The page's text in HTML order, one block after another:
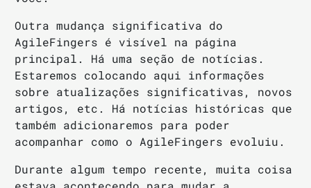
Outra mudança significativa do
AgileFingers é visível na página
principal. Há uma seção de notícias.
Estaremos colocando aqui informações
sobre atualizações significativas, novos
artigos, etc. Há notícias históricas que
também adicionaremos para poder
acompanhar como o AgileFingers evoluiu.
Durante algum tempo recente, muita coisa